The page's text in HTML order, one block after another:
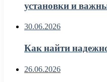
установки и
30.06.2026
Как найти
26.06.2026